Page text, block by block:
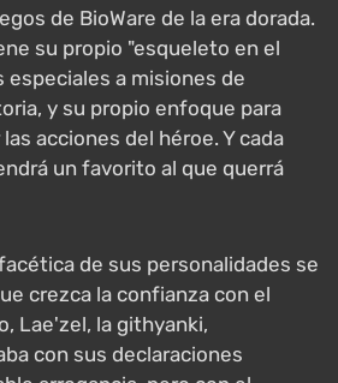
de BioWare de la era dorada.
su propio "esqueleto en el
especiales a misiones de
y su propio enfoque para
acciones del héroe. Y cada
un favorito al que querrá
de sus personalidades se
crezca la confianza con el
Lae'zel, la githyanki,
con sus declaraciones